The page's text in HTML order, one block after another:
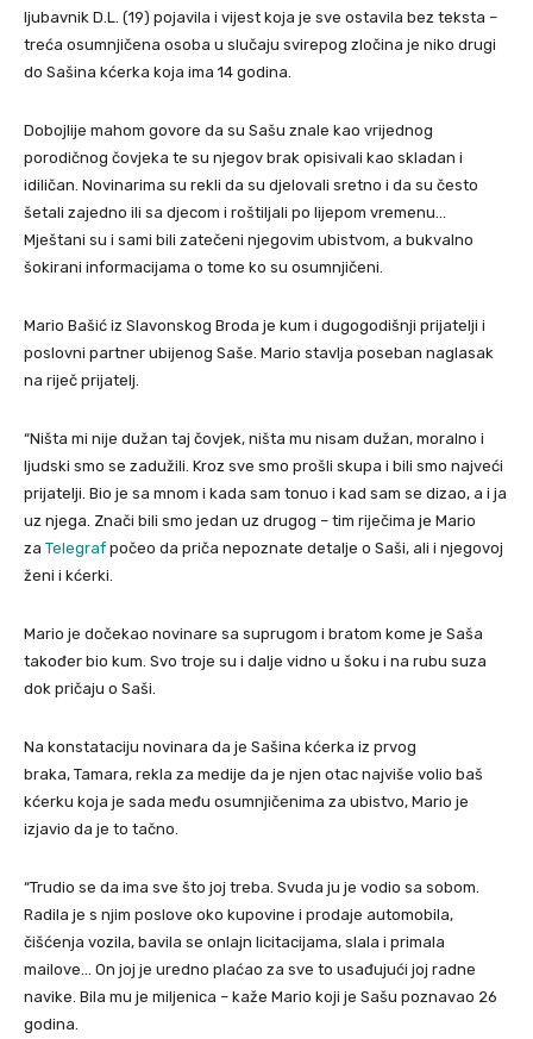
ljubavnik D.L. (19) pojavila i vijest koja je sve ostavila bez teksta –
treća osumnjičena osoba u slučaju svirepog zločina je niko drugi
do Sašina kćerka koja ima 14 godina.
Dobojlije mahom govore da su Sašu znale kao vrijednog
porodičnog čovjeka te su njegov brak opisivali kao skladan i
idiličan. Novinarima su rekli da su djelovali sretno i da su često
šetali zajedno ili sa djecom i roštiljali po lijepom vremenu…
Mještani su i sami bili zatečeni njegovim ubistvom, a bukvalno
šokirani informacijama o tome ko su osumnjičeni.
Mario Bašić iz Slavonskog Broda je kum i dugogodišnji prijatelji i
poslovni partner ubijenog Saše. Mario stavlja poseban naglasak
na riječ prijatelj.
“Ništa mi nije dužan taj čovjek, ništa mu nisam dužan, moralno i
ljudski smo se zadužili. Kroz sve smo prošli skupa i bili smo najveći
prijatelji. Bio je sa mnom i kada sam tonuo i kad sam se dizao, a i ja
uz njega. Znači bili smo jedan uz drugog – tim riječima je Mario
za Telegraf počeo da priča nepoznate detalje o Saši, ali i njegovoj
ženi i kćerki.
Mario je dočekao novinare sa suprugom i bratom kome je Saša
također bio kum. Svo troje su i dalje vidno u šoku i na rubu suza
dok pričaju o Saši.
Na konstataciju novinara da je Sašina kćerka iz prvog
braka, Tamara, rekla za medije da je njen otac najviše volio baš
kćerku koja je sada među osumnjičenima za ubistvo, Mario je
izjavio da je to tačno.
“Trudio se da ima sve što joj treba. Svuda ju je vodio sa sobom.
Radila je s njim poslove oko kupovine i prodaje automobila,
čišćenja vozila, bavila se onlajn licitacijama, slala i primala
mailove… On joj je uredno plaćao za sve to usađujući joj radne
navike. Bila mu je miljenica – kaže Mario koji je Sašu poznavao 26
godina.